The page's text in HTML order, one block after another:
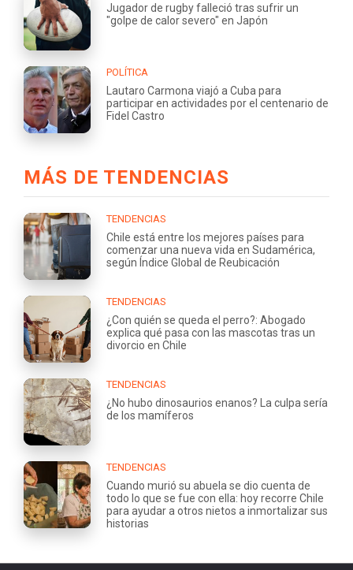
Jugador de rugby falleció tras sufrir un
"golpe de calor severo" en Japón
POLÍTICA
Lautaro Carmona viajó a Cuba para
participar en actividades por el centenario de
Fidel Castro
MÁS DE TENDENCIAS
TENDENCIAS
Chile está entre los mejores países para
comenzar una nueva vida en Sudamérica,
según Índice Global de Reubicación
TENDENCIAS
¿Con quién se queda el perro?: Abogado
explica qué pasa con las mascotas tras un
divorcio en Chile
TENDENCIAS
¿No hubo dinosaurios enanos? La culpa sería
de los mamíferos
TENDENCIAS
Cuando murió su abuela se dio cuenta de
todo lo que se fue con ella: hoy recorre Chile
para ayudar a otros nietos a inmortalizar sus
historias